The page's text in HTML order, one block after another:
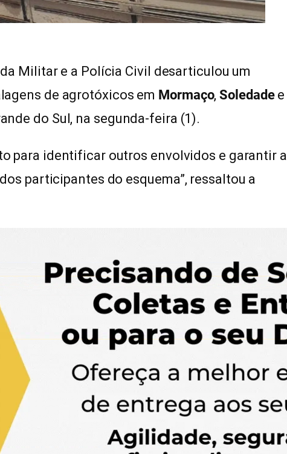
Militar e a Polícia Civil desarticulou um
de agrotóxicos em Mormaço,Soledadee
do Sul, na segunda-feira (1).
para identificar outros envolvidos e garantir a
participantes do esquema”, ressaltou a